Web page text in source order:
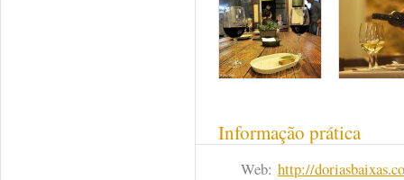
Informação prática
Web: http://